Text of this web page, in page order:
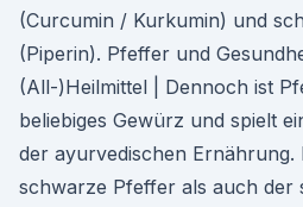
(Curcumin / Kurkumin) und
(Piperin). Pfeffer und
(All-)Heilmittel | Dennoch ist
beliebiges Gewürz und spielt
der ayurvedischen
schwarze Pfeffer als auch der